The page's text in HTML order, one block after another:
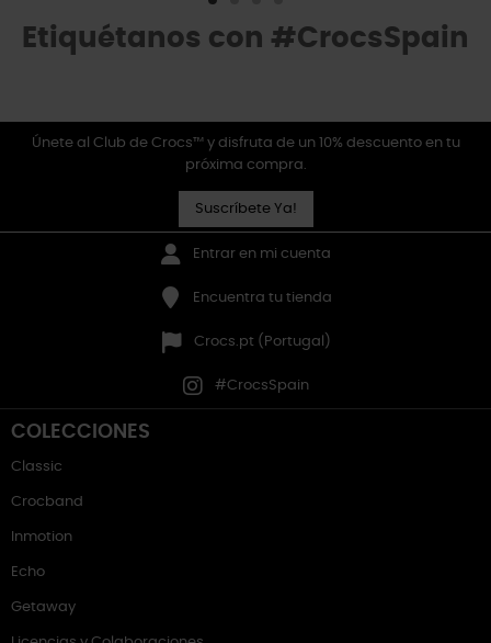
Etiquétanos con #CrocsSpain
Únete al Club de Crocs™ y disfruta de un 10% descuento en tu
próxima compra.
Suscríbete Ya!
Entrar en mi cuenta
Encuentra tu tienda
Crocs.pt (Portugal)
#CrocsSpain
COLECCIONES
Classic
Crocband
Inmotion
Echo
Getaway